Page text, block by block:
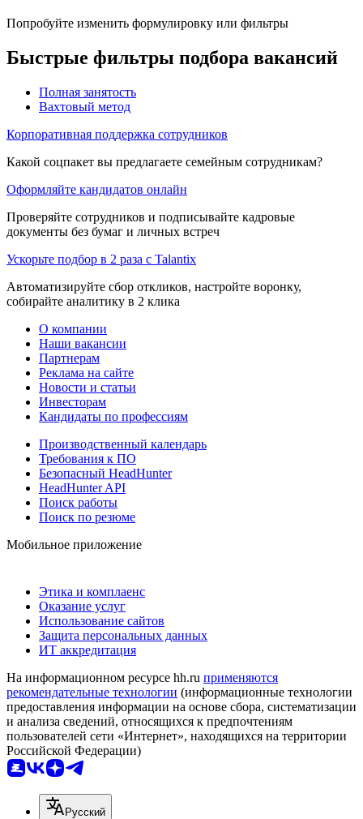
Попробуйте изменить формулировку или фильтры
Быстрые фильтры подбора вакансий
Полная занятость
Вахтовый метод
Корпоративная поддержка сотрудников
Какой соцпакет вы предлагаете семейным сотрудникам?
Оформляйте кандидатов онлайн
Проверяйте сотрудников и подписывайте кадровые
документы без бумаг и личных встреч
Ускорьте подбор в 2 раза с Talantix
Автоматизируйте сбор откликов, настройте воронку,
собирайте аналитику в 2 клика
О компании
Наши вакансии
Партнерам
Реклама на сайте
Новости и статьи
Инвесторам
Кандидаты по профессиям
Производственный календарь
Требования к ПО
Безопасный HeadHunter
HeadHunter API
Поиск работы
Поиск по резюме
Мобильное приложение
Этика и комплаенс
Оказание услуг
Использование сайтов
Защита персональных данных
ИТ аккредитация
На информационном ресурсе hh.ru применяются
рекомендательные технологии (информационные технологии
предоставления информации на основе сбора, систематизации
и анализа сведений, относящихся к предпочтениям
пользователей сети «Интернет», находящихся на территории
Российской Федерации)
Русский